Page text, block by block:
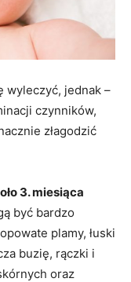
wyleczyć, jednak –
czynników,
złagodzić
3. miesiąca
być bardzo
plamy, łuski
buzię, rączki i
oraz